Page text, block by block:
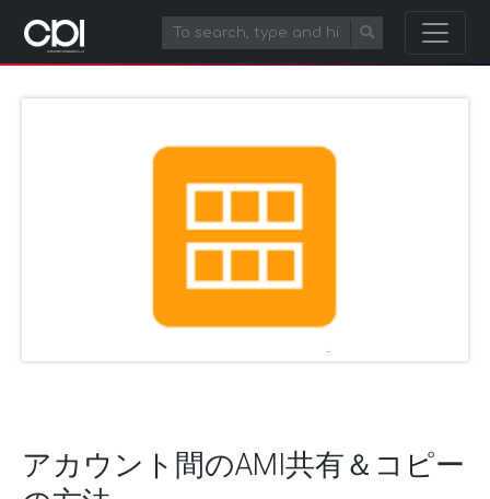
アカウント間のAMI共有＆コピー